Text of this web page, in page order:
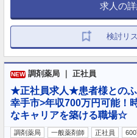
求人の
検討リ
NEW 調剤薬局 ｜ 正社員
★正社員求人★患者様との
幸手市>年収700万円可能！
なキャリアを築ける職場☆
調剤薬局 一般薬剤師 正社員